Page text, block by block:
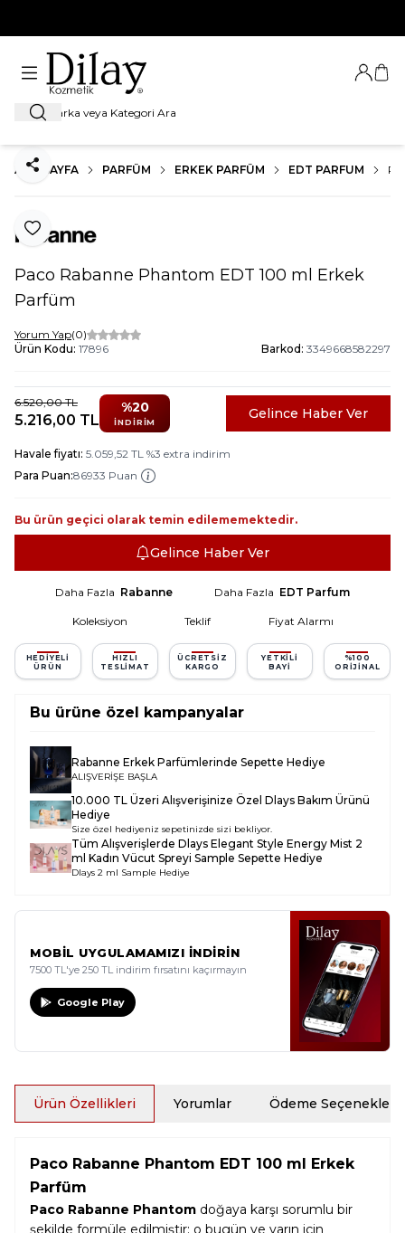
Ara
Giriş
ANA SAYFA PARFÜM ERKEK PARFÜM EDT PARFUM
Favoriye Ekle
Paylaş
Paco Rabanne Phantom EDT 100 ml Erkek
Parfüm
Yorum Yap(0)
Ürün Kodu: 17896 Barkod: 3349668582297
6.520,00TL
5.216,00 TL
%20
İNDIRIM
Gelince Haber Ver
Havale fiyatı: 5.059,52 TL %3 extra indirim
Para Puan:86933 Puan
Bu ürün geçici olarak temin edilememektedir.
Gelince Haber Ver
Daha Fazla Rabanne Daha Fazla EDT Parfum
Koleksiyon Teklif Fiyat Alarmı
HEDIYELI
ÜRÜN
HIZLI
TESLIMAT
ÜCRETSIZ
KARGO
YETKILI
BAYI
%100
ORIJINAL
Bu ürüne özel kampanyalar
Rabanne Erkek Parfümlerinde Sepette Hediye
ALIŞVERİŞE BAŞLA
10.000 TL Üzeri Alışverişinize Özel Dlays Bakım Ürünü
Hediye
Size özel hediyeniz sepetinizde sizi bekliyor.
Tüm Alışverişlerde Dlays Elegant Style Energy Mist 2
ml Kadın Vücut Spreyi Sample Sepette Hediye
Dlays 2 ml Sample Hediye
MOBİL UYGULAMAMIZI İNDİRİN
7500 TL'ye 250 TL indirim fırsatını kaçırmayın
Google Play
Ürün Özellikleri Yorumlar Ödeme Seçenekleri
Paco Rabanne Phantom EDT 100 ml Erkek
Parfüm
Paco Rabanne Phantom doğaya karşı sorumlu bir
şekilde formüle edilmiştir: o bugün ve yarın için